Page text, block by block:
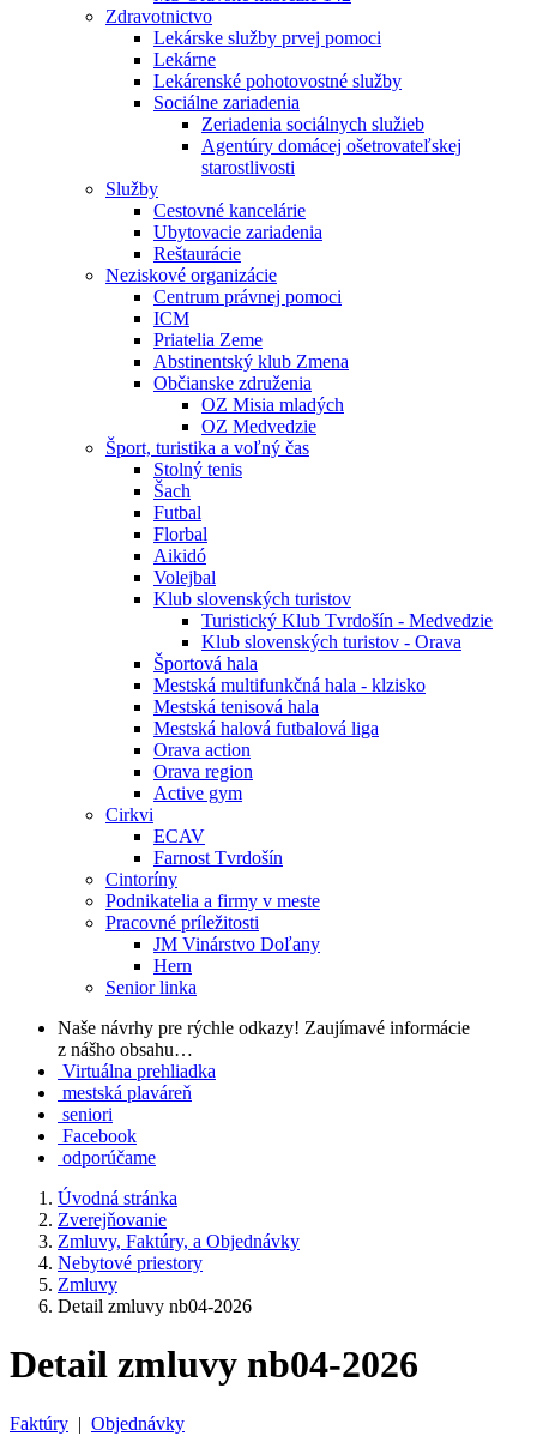
Zdravotnictvo
Lekárske služby prvej pomoci
Lekárne
Lekárenské pohotovostné služby
Sociálne zariadenia
Zeriadenia sociálnych služieb
Agentúry domácej ošetrovateľskej
starostlivosti
Služby
Cestovné kancelárie
Ubytovacie zariadenia
Reštaurácie
Neziskové organizácie
Centrum právnej pomoci
ICM
Priatelia Zeme
Abstinentský klub Zmena
Občianske združenia
OZ Misia mladých
OZ Medvedzie
Šport, turistika a voľný čas
Stolný tenis
Šach
Futbal
Florbal
Aikidó
Volejbal
Klub slovenských turistov
Turistický Klub Tvrdošín - Medvedzie
Klub slovenských turistov - Orava
Športová hala
Mestská multifunkčná hala - klzisko
Mestská tenisová hala
Mestská halová futbalová liga
Orava action
Orava region
Active gym
Cirkvi
ECAV
Farnost Tvrdošín
Cintoríny
Podnikatelia a firmy v meste
Pracovné príležitosti
JM Vinárstvo Doľany
Hern
Senior linka
Naše návrhy pre rýchle odkazy! Zaujímavé informácie
z nášho obsahu…
Virtuálna prehliadka
mestská plaváreň
seniori
Facebook
odporúčame
Úvodná stránka
Zverejňovanie
Zmluvy, Faktúry, a Objednávky
Nebytové priestory
Zmluvy
Detail zmluvy nb04-2026
Detail zmluvy nb04-2026
Faktúry | Objednávky